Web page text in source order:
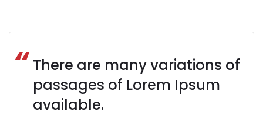
There are many variations of
passages of Lorem Ipsum
available.